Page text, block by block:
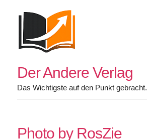
Der Andere Verlag
Das Wichtigste auf den Punkt gebracht.
Photo by RosZie